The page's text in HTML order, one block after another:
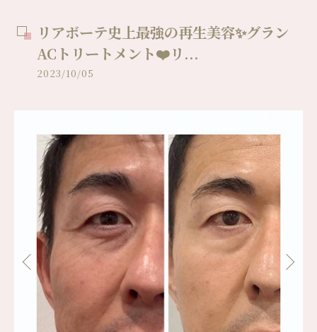
リアボーテ史上最強の再生美容✨グラン
ACトリートメント❤️リ...
2023/10/05